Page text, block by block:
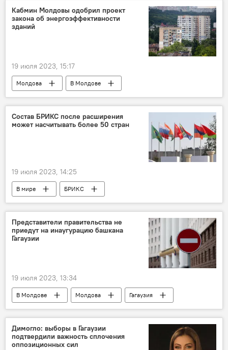
Кабмин Молдовы одобрил проект
закона об энергоэффективности
зданий
19 июля 2023, 15:17
Молдова
В Молдове
энергоэффективность
Состав БРИКС после расширения
может насчитывать более 50 стран
19 июля 2023, 14:25
В мире БРИКС
Представители правительства не
приедут на инаугурацию башкана
Гагаузии
19 июля 2023, 13:34
В Молдове Молдова
Гагаузия
башкан Гагаузии
Евгения Гуцул
Димогло: выборы в Гагаузии
подтвердили важность сплочения
оппозиционных сил